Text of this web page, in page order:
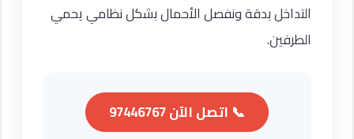
التداخل بدقة ونفصل الأحمال بشكل نظامي يحمي
الطرفين.
📞 اتصل الآن 97446767